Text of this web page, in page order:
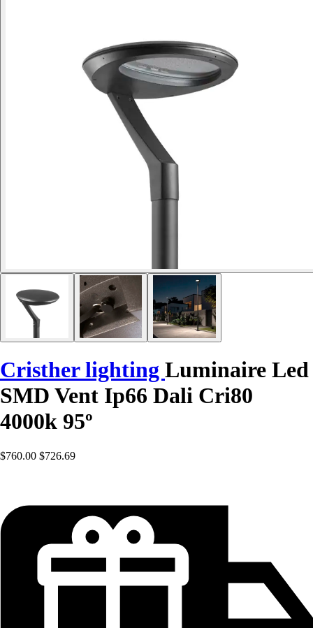
Cristher lighting Luminaire Led
SMD Vent Ip66 Dali Cri80
4000k 95º
$760.00 $726.69